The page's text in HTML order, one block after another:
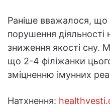
Раніше вважалося, що
порушення діяльності
зниження якості сну.
що 2-4 філіжанки
зміцненню імунних
Натхнення: